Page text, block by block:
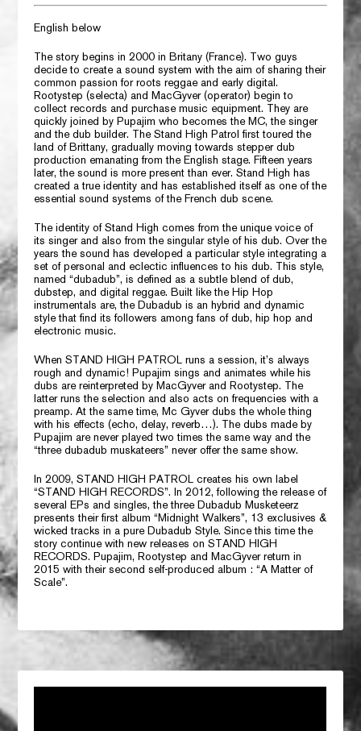
English below
The story begins in 2000 in Britany (France). Two guys
decide to create a sound system with the aim of sharing their
common passion for roots reggae and early digital.
Rootystep (selecta) andMacGyver(operator) begin to
collect records and purchase music equipment. They are
quickly joined byPupajim who becomes the MC, the singer
and the dub builder. TheStand High Patrol first toured the
land of Brittany, gradually moving towards stepper dub
production emanating from the English stage. Fifteen years
later, the sound is more present than ever.Stand High has
created a true identity and has established itself as one of the
essential sound systems of the French dub scene.
The identity ofStand High comes from the unique voice of
its singer and also from the singular style of his dub. Over the
years the sound has developed a particular style integrating a
set of personal and eclectic influences to his dub. This style,
named“dubadub”, is defined as a subtle blend of dub,
dubstep, and digital reggae. Built like the Hip Hop
instrumentals are, the Dubadub is an hybrid and dynamic
style that find its followers among fans of dub, hip hop and
electronic music.
WhenSTAND HIGH PATROL runs a session, it’s always
rough and dynamic!Pupajim sings and animates while his
dubs are reinterpreted byMacGyverandRootystep. The
latter runs the selection and also acts on frequencies with a
preamp. At the same time,Mc Gyverdubs the whole thing
with his effects (echo, delay, reverb…). The dubs made by
Pupajim are never played two times the same way and the
“three dubadub muskateers” never offer the same show.
In 2009,STAND HIGH PATROL creates his own label
“STAND HIGH RECORDS”. In 2012, following the release of
several EPs and singles, the three Dubadub Musketeerz
presents their first album“Midnight Walkers”, 13 exclusives &
wicked tracks in a pure Dubadub Style. Since this time the
story continue with new releases onSTAND HIGH
RECORDS. Pupajim, Rootystep andMacGyverreturn in
2015 with their second self-produced album :“A Matter of
Scale”.